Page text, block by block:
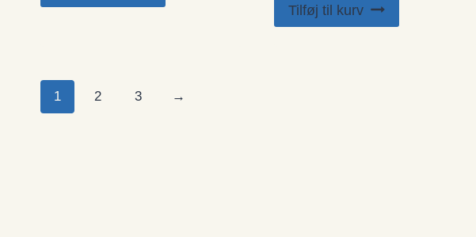
Tilføj til kurv
1 2 3 →